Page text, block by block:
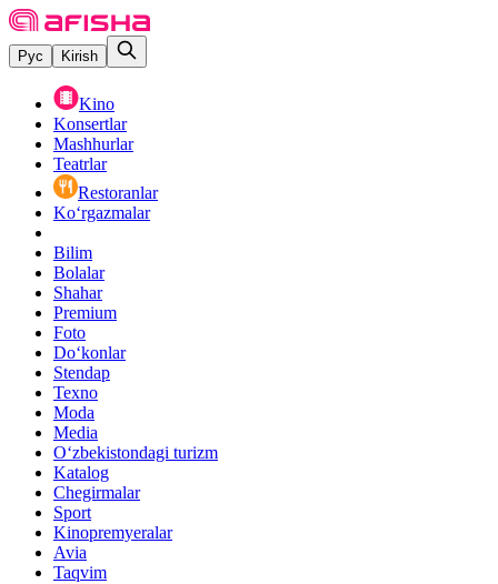
Рус Kirish
Kino
Konsertlar
Mashhurlar
Teatrlar
Restoranlar
Ko‘rgazmalar
Bilim
Bolalar
Shahar
Premium
Foto
Do‘konlar
Stendap
Texno
Moda
Media
O‘zbekistondagi turizm
Katalog
Chegirmalar
Sport
Kinopremyeralar
Avia
Taqvim